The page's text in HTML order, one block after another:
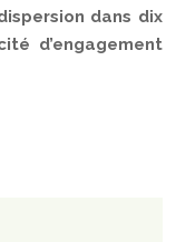
dans dix
d’engagement